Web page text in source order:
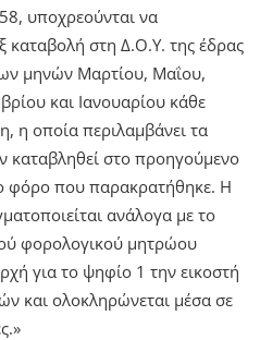
υποχρεούνται να
καταβολή στη Δ.Ο.Υ. της έδρας
μηνών Μαρτίου, Μαΐου,
και Ιανουαρίου κάθε
η οποία περιλαμβάνει τα
καταβληθεί στο προηγούμενο
φόρο που παρακρατήθηκε. Η
ανάλογα με το
φορολογικού μητρώου
για το ψηφίο 1 την εικοστή
και ολοκληρώνεται μέσα σε